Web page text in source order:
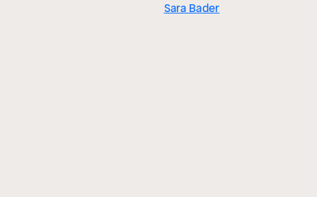
Sara Bader